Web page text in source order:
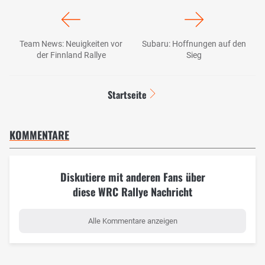
Team News: Neuigkeiten vor
der Finnland Rallye
Subaru: Hoffnungen auf den
Sieg
Startseite
KOMMENTARE
Diskutiere mit anderen Fans über
diese WRC Rallye Nachricht
Alle Kommentare anzeigen